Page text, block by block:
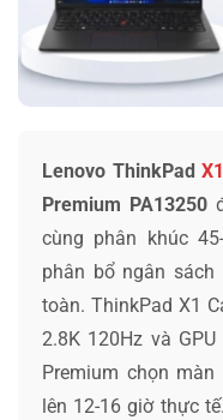
Lenovo ThinkPad
Premium PA13250
cùng phân khúc
phân bổ ngân
toàn. ThinkPad X1
2.8K 120Hz và
Premium chọn
lên 12-16 giờ thực